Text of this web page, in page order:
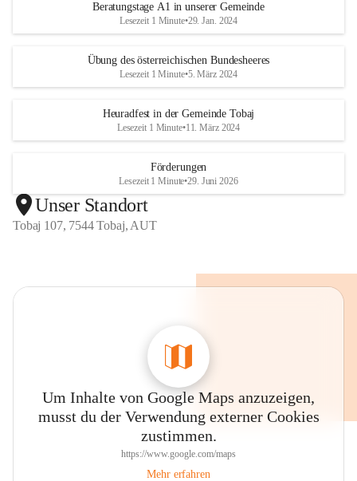
Beratungstage A1 in unserer Gemeinde
Lesezeit 1 Minute•29. Jan. 2024
Übung des österreichischen Bundesheeres
Lesezeit 1 Minute•5. März 2024
Heuradfest in der Gemeinde Tobaj
Lesezeit 1 Minute•11. März 2024
Förderungen
Lesezeit 1 Minute•29. Juni 2026
Unser Standort
Tobaj 107, 7544 Tobaj, AUT
Um Inhalte von Google Maps anzuzeigen,
musst du der Verwendung externer Cookies
zustimmen.
https://www.google.com/maps
Mehr erfahren